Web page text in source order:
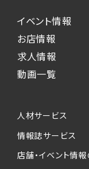
イベント情報
お店情報
求人情報
動画一覧
人材サービス
情報誌サービス
店舗・イベント情